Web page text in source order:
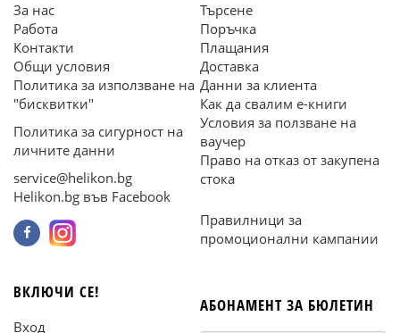
За нас
Работа
Контакти
Общи условия
Политика за използване на
"бисквитки"
Политика за сигурност на
личните данни
service@helikon.bg
Helikon.bg във Facebook
Търсене
Поръчка
Плащания
Доставка
Данни за клиента
Как да свалим е-книги
Условия за ползване на
ваучер
Право на отказ от закупена
стока
Правилници за
промоционални кампании
ВКЛЮЧИ СЕ!
Вход
АБОНАМЕНТ ЗА БЮЛЕТИН